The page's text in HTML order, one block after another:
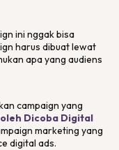
ini nggak bisa
harus dibuat lewat
apa yang audiens
campaign yang
Dicoba Digital
marketing yang
digital ads.